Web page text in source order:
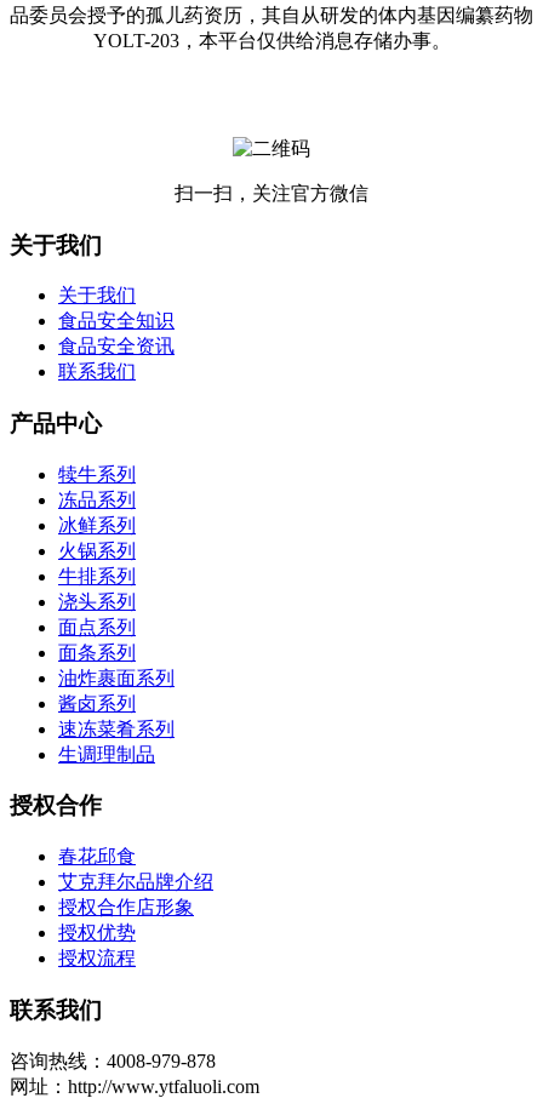
品委员会授予的孤儿药资历，其自从研发的体内基因编纂药物
YOLT-203，本平台仅供给消息存储办事。
扫一扫，关注官方微信
关于我们
关于我们
食品安全知识
食品安全资讯
联系我们
产品中心
犊牛系列
冻品系列
冰鲜系列
火锅系列
牛排系列
浇头系列
面点系列
面条系列
油炸裹面系列
酱卤系列
速冻菜肴系列
生调理制品
授权合作
春花邱食
艾克拜尔品牌介绍
授权合作店形象
授权优势
授权流程
联系我们
咨询热线：4008-979-878
网址：http://www.ytfaluoli.com